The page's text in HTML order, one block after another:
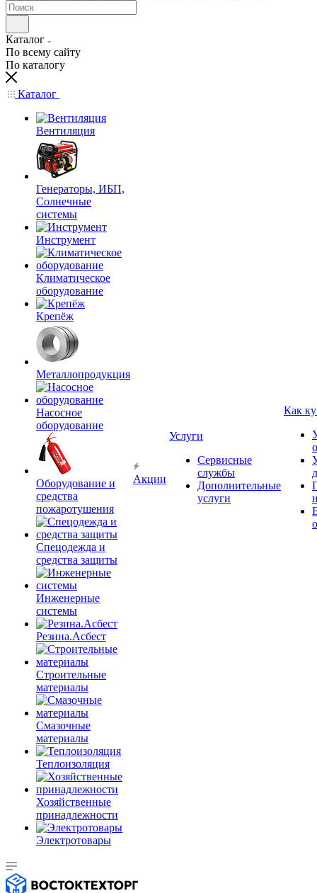
Каталог
По всему сайту
По каталогу
Каталог
Вентиляция
Генераторы, ИБП,
Солнечные
системы
Инструмент
Климатическое
оборудование
Крепёж
Металлопродукция
Насосное
оборудование
Оборудование и
средства
пожаротушения
Спецодежда и
средства защиты
Инженерные
системы
Резина.Асбест
Строительные
материалы
Смазочные
материалы
Теплоизоляция
Хозяйственные
принадлежности
Электротовары
Акции
Услуги
Сервисные
службы
Дополнительные
услуги
Как